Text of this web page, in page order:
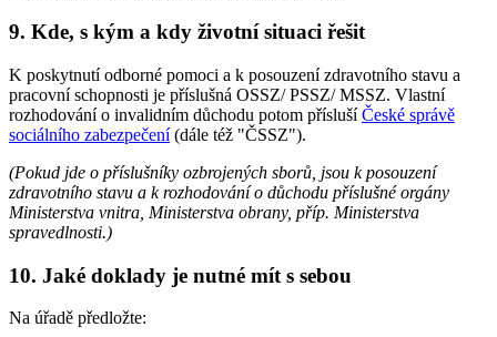
9. Kde, s kým a kdy životní situaci řešit
K poskytnutí odborné pomoci a k posouzení zdravotního stavu a
pracovní schopnosti je příslušná OSSZ/ PSSZ/ MSSZ. Vlastní
rozhodování o invalidním důchodu potom příslušíČeské správě
sociálního zabezpečení(dále též "ČSSZ").
(Pokud jde o příslušníky ozbrojených sborů, jsou k posouzení
zdravotního stavu a k rozhodování o důchodu příslušné orgány
Ministerstva vnitra, Ministerstva obrany, příp. Ministerstva
spravedlnosti.)
10. Jaké doklady je nutné mít s sebou
Na úřadě předložte: